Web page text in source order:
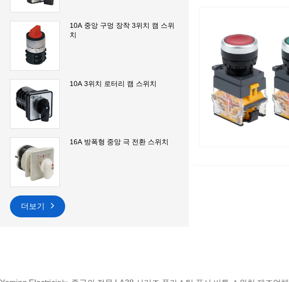
10A 중앙 구멍 장착 3위치 캠 스위
치
10A 3위치 로터리 캠 스위치
16A 방폭형 중앙 극 전환 스위치
더보기